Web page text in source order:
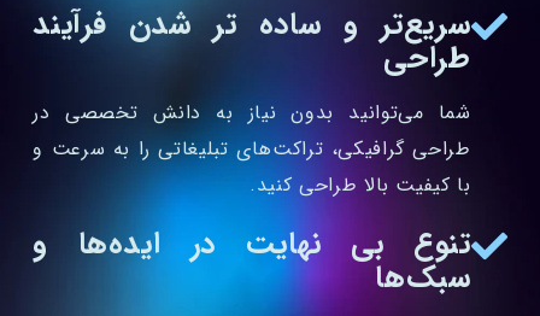
سریع‌تر و ساده‌ تر شدن فرآیند
طراحی
شما می‌توانید بدون نیاز به دانش تخصصی در
طراحی گرافیکی، تراکت‌های تبلیغاتی را به سرعت و
با کیفیت بالا طراحی کنید.
تنوع بی‌ نهایت در ایده‌ها و
سبک‌ها